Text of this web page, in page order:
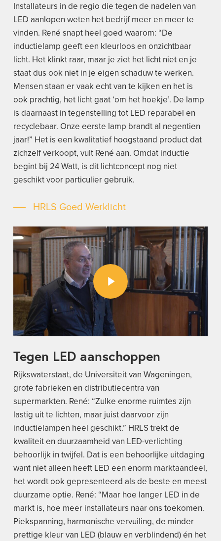
Installateurs in de regio die tegen de nadelen van
LED aanlopen weten het bedrijf meer en meer te
vinden. René snapt heel goed waarom: “De
inductielamp geeft een kleurloos en onzichtbaar
licht. Het klinkt raar, maar je ziet het licht niet en je
staat dus ook niet in je eigen schaduw te werken.
Mensen staan er vaak echt van te kijken en het is
ook prachtig, het licht gaat ‘om het hoekje’. De lamp
is daarnaast in tegenstelling tot LED reparabel en
recyclebaar. Onze eerste lamp brandt al negentien
jaar!” Het is een kwalitatief hoogstaand product dat
zichzelf verkoopt, vult René aan. Omdat inductie
begint bij 24 Watt, is dit lichtconcept nog niet
geschikt voor particulier gebruik.
HRLS Goed Werklicht
Play Video
Tegen LED aanschoppen
Rijkswaterstaat, de Universiteit van Wageningen,
grote fabrieken en distributiecentra van
supermarkten. René: “Zulke enorme ruimtes zijn
lastig uit te lichten, maar juist daarvoor zijn
inductielampen heel geschikt.” HRLS trekt de
kwaliteit en duurzaamheid van LED-verlichting
behoorlijk in twijfel. Dat is een behoorlijke uitdaging
want niet alleen heeft LED een enorm marktaandeel,
het wordt ook gepresenteerd als de beste en meest
duurzame optie. René: “Maar hoe langer LED in de
markt is, hoe meer installateurs naar ons toekomen.
Piekspanning, harmonische vervuiling, de minder
prettige kleur van LED (blauw en verblindend) én het